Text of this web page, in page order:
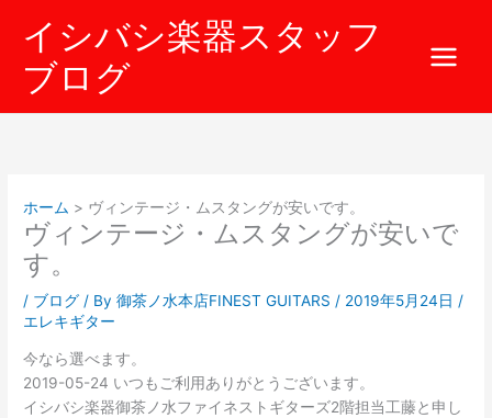
イシバシ楽器スタッフ
ブログ
ホーム ヴィンテージ・ムスタングが安いです。
ヴィンテージ・ムスタングが安いで
す。
/ ブログ / By御茶ノ水本店FINEST GUITARS / 2019年5月24日 /
エレキギター
今なら選べます。
2019-05-24 いつもご利用ありがとうございます。
イシバシ楽器御茶ノ水ファイネストギターズ2階担当工藤と申し